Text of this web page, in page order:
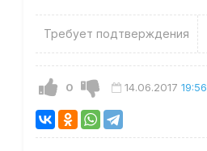
Требует подтверждения
0 14.06.2017 19:56